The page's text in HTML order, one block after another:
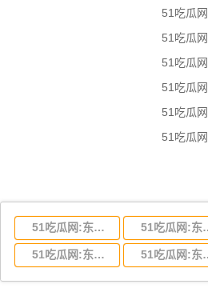
51吃瓜
51吃瓜网:东莞到湖北省物流专线,东莞到湖北省物流公司 51吃瓜网:东莞到河
51吃瓜网:东莞到云南省物流运输,东莞到云南省物流公司 51吃瓜网:东莞到江